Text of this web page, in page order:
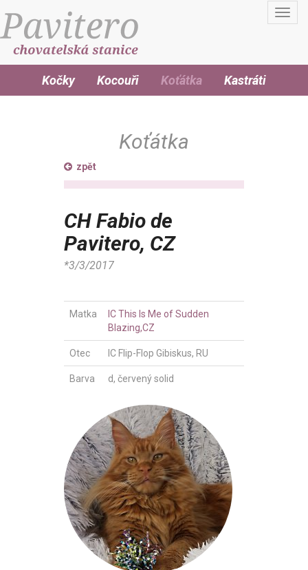
Kočky Kocouři Koťátka Kastráti
Koťátka
zpět
CH Fabio de
Pavitero, CZ
*3/3/2017
Matka
IC This Is Me of Sudden
Blazing,CZ
Otec IC Flip-Flop Gibiskus, RU
Barva d, červený solid